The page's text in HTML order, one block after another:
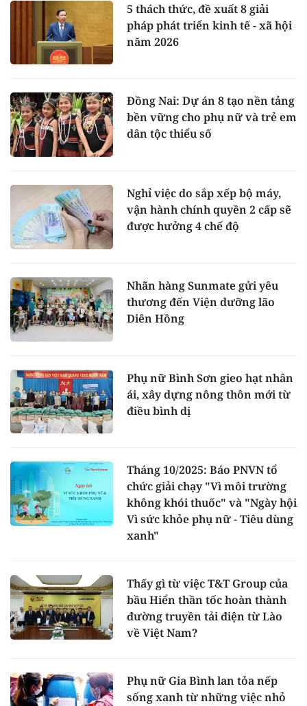
5 thách thức, đề xuất 8 giải
pháp phát triển kinh tế - xã hội
năm 2026
Đồng Nai: Dự án 8 tạo nền tảng
bền vững cho phụ nữ và trẻ em
dân tộc thiểu số
Nghỉ việc do sắp xếp bộ máy,
vận hành chính quyền 2 cấp sẽ
được hưởng 4 chế độ
Nhãn hàng Sunmate gửi yêu
thương đến Viện dưỡng lão
Diên Hồng
Phụ nữ Bình Sơn gieo hạt nhân
ái, xây dựng nông thôn mới từ
điều bình dị
Tháng 10/2025: Báo PNVN tổ
chức giải chạy "Vì môi trường
không khói thuốc" và "Ngày hội
Vì sức khỏe phụ nữ - Tiêu dùng
xanh"
Thấy gì từ việc T&T Group của
bầu Hiển thần tốc hoàn thành
đường truyền tải điện từ Lào
về Việt Nam?
Phụ nữ Gia Bình lan tỏa nếp
sống xanh từ những việc nhỏ